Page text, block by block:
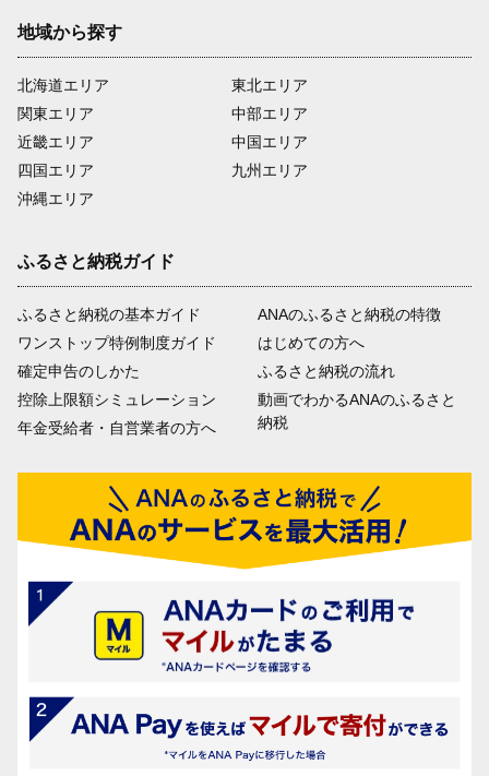
地域から探す
北海道エリア
関東エリア
近畿エリア
四国エリア
沖縄エリア
東北エリア
中部エリア
中国エリア
九州エリア
ふるさと納税ガイド
ふるさと納税の基本ガイド
ワンストップ特例制度ガイド
確定申告のしかた
控除上限額シミュレーション
年金受給者・自営業者の方へ
ANAのふるさと納税の特徴
はじめての方へ
ふるさと納税の流れ
動画でわかるANAのふるさと
納税